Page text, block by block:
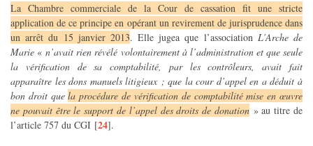
La Chambre commerciale de la Cour de cassation fit une stricte
application de ce principe en opérant un revirement de jurisprudence dans
un arrêt du 15 janvier 2013. Elle jugea que l’association L’Arche de
Marie «n’avait rien révélé volontairement à l’administration et que seule
la vérification de sa comptabilité, par les contrôleurs, avait fait
apparaître les dons manuels litigieux ; que la cour d’appel en a déduit à
bon droit quela procédure de vérification de comptabilité mise en œuvre
ne pouvait être le support de l’appel des droits de donation» au titre de
l’article 757 du CGI [24].